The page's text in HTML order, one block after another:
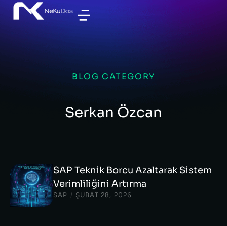
BLOG CATEGORY
Serkan Özcan
SAP Teknik Borcu Azaltarak Sistem
Verimliliğini Artırma
SAP / ŞUBAT 28, 2026